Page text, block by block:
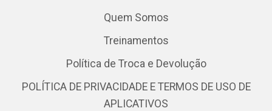
Quem Somos
Treinamentos
Política de Troca e Devolução
POLÍTICA DE PRIVACIDADE E TERMOS DE USO DE
APLICATIVOS